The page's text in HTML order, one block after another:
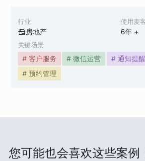
行业
房地产
使用麦
6年 +
关键场景
# 客户服务 # 微信运营 # 通知提醒
# 预约管理
您可能也会喜欢这些案例